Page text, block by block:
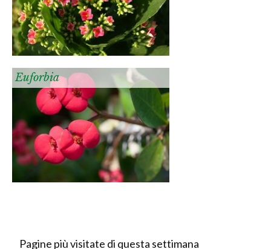
Euforbia
Pagine più visitate di questa settimana